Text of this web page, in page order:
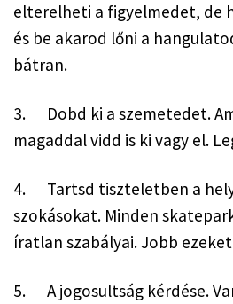
elterelheti a figyelmedet, de
és be akarod lőni a
bátran.
3.      Dobd ki a szemetedet.
magaddal vidd is ki vagy el.
4.      Tartsd tiszteletben a
szokásokat. Minden
íratlan szabályai. Jobb
5.      A jogosultság kérdése.